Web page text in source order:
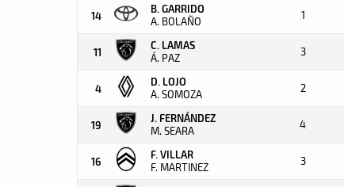
14
B. GARRIDO
A. BOLAÑO 1
11
C. LAMAS
Á. PAZ 3
4
D. LOJO
A. SOMOZA 2
19
J. FERNÁNDEZ
M. SEARA 4
16
F. VILLAR
F. MARTINEZ 3